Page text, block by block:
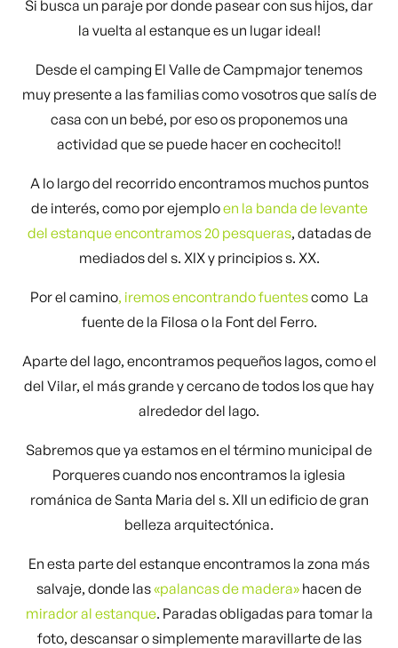
Si busca un paraje por donde pasear con sus hijos, dar
la vuelta al estanque es un lugar ideal!
Desde el camping El Valle de Campmajor tenemos
muy presente a las familias como vosotros que salís de
casa con un bebé, por eso os proponemos una
actividad que se puede hacer en cochecito!!
A lo largo del recorrido encontramos muchos puntos
de interés, como por ejemploen la banda de levante
del estanque encontramos 20 pesqueras, datadas de
mediados del s. XIX y principios s. XX.
Por el camino, iremos encontrando fuentescomo La
fuente de la Filosa o la Font del Ferro.
Aparte del lago, encontramos pequeños lagos, como el
del Vilar, el más grande y cercano de todos los que hay
alrededor del lago.
Sabremos que ya estamos en el término municipal de
Porqueres cuando nos encontramos la iglesia
románica de Santa Maria del s. XII un edificio de gran
belleza arquitectónica.
En esta parte del estanque encontramos la zona más
salvaje, donde las«palancas de madera» hacen de
mirador al estanque. Paradas obligadas para tomar la
foto, descansar o simplemente maravillarte de las